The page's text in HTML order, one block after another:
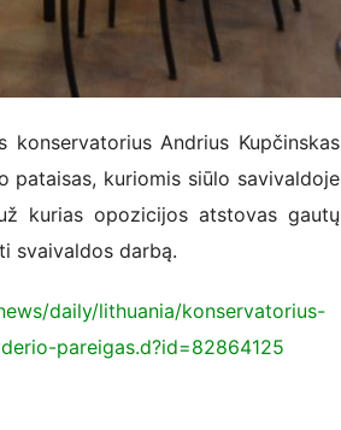
Andrius Kupčinskas
kuriomis siūlo savivaldoje
kurias opozicijos atstovas gautų
svaivaldos darbą.
daily/lithuania/konservatorius-
pareigas.d?id=82864125